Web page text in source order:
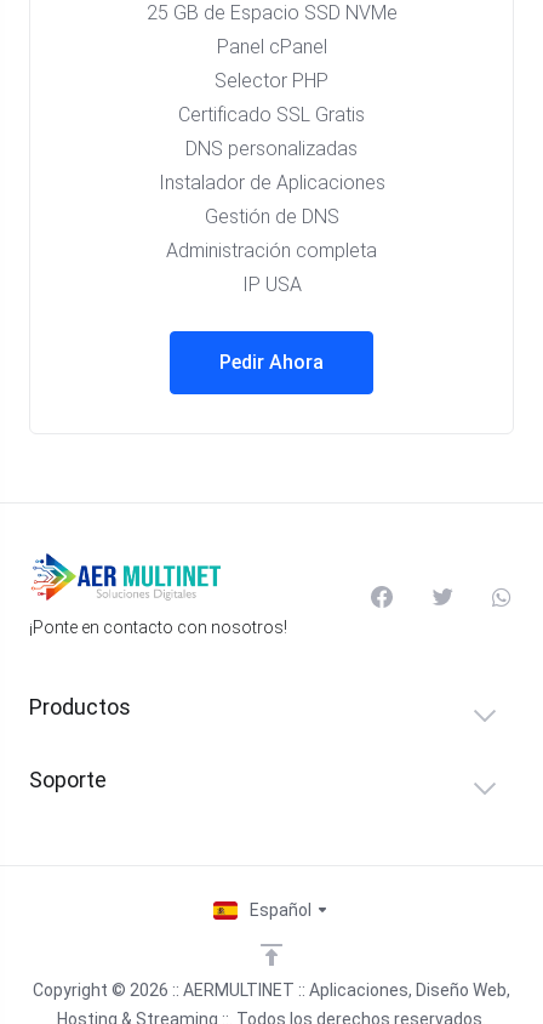
25 GB de Espacio SSD NVMe
Panel cPanel
Selector PHP
Certificado SSL Gratis
DNS personalizadas
Instalador de Aplicaciones
Gestión de DNS
Administración completa
IP USA
Pedir Ahora
¡Ponte en contacto con nosotros!
Productos
Soporte
Copyright © 2026 :: AERMULTINET :: Aplicaciones, Diseño Web,
Hosting & Streaming ::. Todos los derechos reservados.
Español